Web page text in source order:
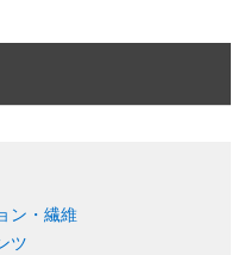
ン・繊維
ツ